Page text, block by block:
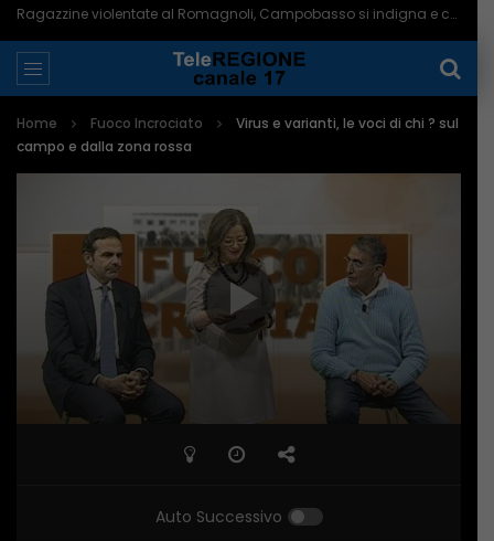
Ragazzine violentate al Romagnoli, Campobasso si indigna e chiede più controlli – 06/08/2026
Home Fuoco Incrociato
Virus e varianti, le voci di chi ? sul
campo e dalla zona rossa
Auto Successivo